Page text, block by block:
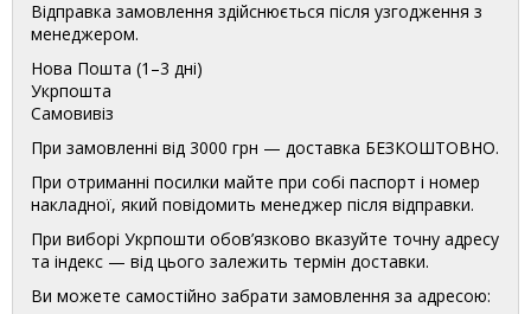
Відправка замовлення здійснюється після узгодження з
менеджером.
Нова Пошта (1–3 дні)
Укрпошта
Самовивіз
При замовленні від 3000 грн — доставка БЕЗКОШТОВНО.
При отриманні посилки майте при собі паспорт і номер
накладної, який повідомить менеджер після відправки.
При виборі Укрпошти обов’язково вказуйте точну адресу
та індекс — від цього залежить термін доставки.
Ви можете самостійно забрати замовлення за адресою: